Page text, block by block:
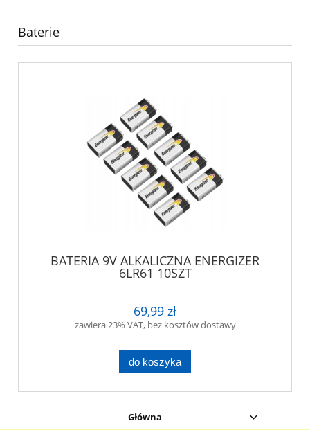
Baterie
BATERIA 9V ALKALICZNA ENERGIZER
6LR61 10SZT
69,99 zł
zawiera 23% VAT, bez kosztów dostawy
do koszyka
Główna